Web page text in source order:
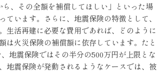
、その全額を補償してほしい」といった場
います。さらに、地震保険の特徴として、
生活再建に必要な費用であれば、どのように
は火災保険の補償額に依存しています。たと
地震保険ではその半分の500万円が上限とな
地震保険が発動されるようなケースでは、被